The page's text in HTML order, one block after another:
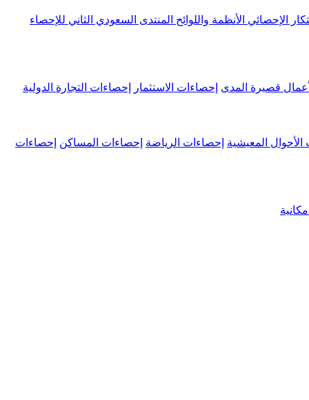
الإحصائي الأنظمة واللوائح المنتدى السعودي الثاني للإحصاء
قصيرة المدى إحصاءات الاستثمار إحصاءات التجارة الدولية
الأحوال المعيشية إحصاءات الرياضة إحصاءات المساكن إحصاءات